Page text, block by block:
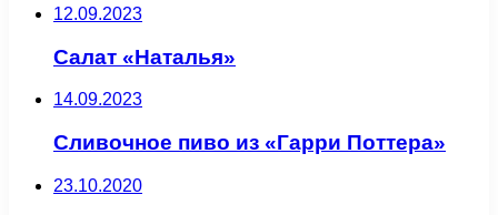
12.09.2023
Салат «Наталья»
14.09.2023
Сливочное пиво из «Гарри Поттера»
23.10.2020